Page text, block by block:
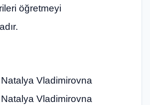
öğretmeyi
Vladimirovna
Vladimirovna